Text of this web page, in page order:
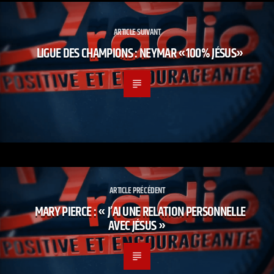
ARTICLE SUIVANT
LIGUE DES CHAMPIONS : NEYMAR «100% JÉSUS»
ARTICLE PRÉCÉDENT
MARY PIERCE : « J’AI UNE RELATION PERSONNELLE
AVEC JÉSUS »